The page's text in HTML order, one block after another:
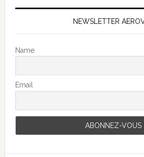
NEWSLETTER
Name
Email